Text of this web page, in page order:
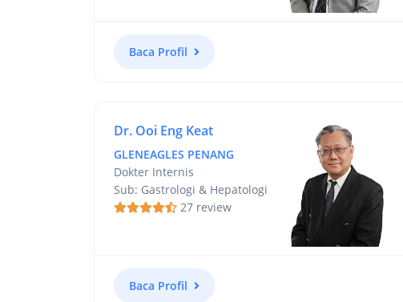
Baca Profil
Dr. Ooi Eng Keat
GLENEAGLES PENANG
Dokter Internis
Sub: Gastrologi & Hepatologi
27 review
Baca Profil